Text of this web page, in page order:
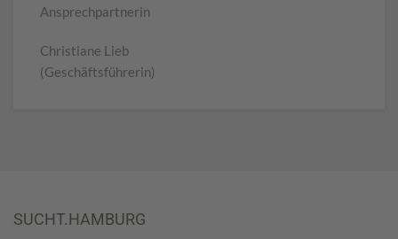
Ansprechpartnerin
Christiane Lieb
(Geschäftsführerin)
SUCHT.HAMBURG